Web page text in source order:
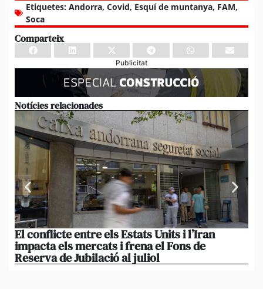
Etiquetes: Andorra, Covid, Esquí de muntanya, FAM,
Soca
Comparteix
Publicitat
Notícies relacionades
El conflicte entre els Estats Units i l’Iran
impacta els mercats i frena el Fons de
Reserva de Jubilació al juliol